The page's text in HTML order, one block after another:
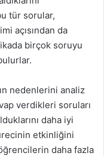
tür sorular,
açısından da
birçok soruyu
nedenlerini analiz
verdikleri soruları
daha iyi
etkinliğini
daha fazla